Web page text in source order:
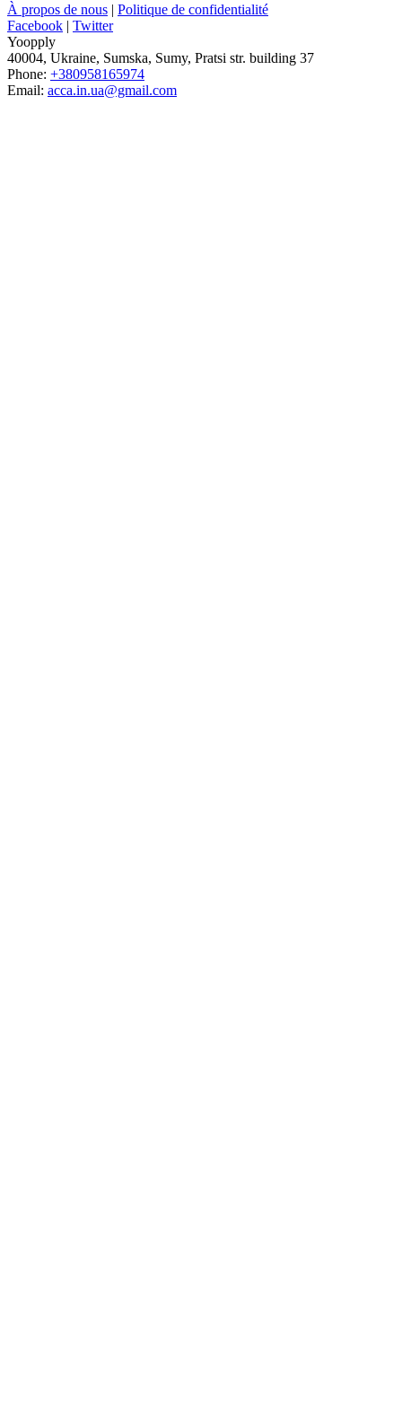
À propos de nous | Politique de confidentialité
Facebook | Twitter
Yoopply
40004, Ukraine, Sumska, Sumy, Pratsi str. building 37
Phone: +380958165974
Email: acca.in.ua@gmail.com